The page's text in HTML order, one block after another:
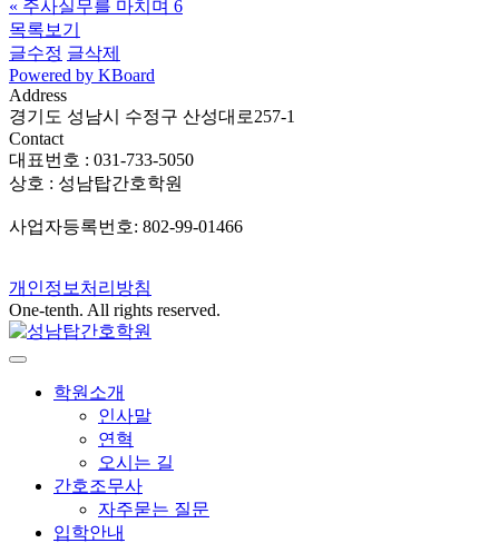
« 주사실무를 마치며 6
목록보기
글수정 글삭제
Powered by KBoard
Address
경기도 성남시 수정구 산성대로257-1
Contact
대표번호 : 031-733-5050
상호 : 성남탑간호학원
사업자등록번호: 802-99-01466
개인정보처리방침
One-tenth. All rights reserved.
학원소개
인사말
연혁
오시는 길
간호조무사
자주묻는 질문
입학안내